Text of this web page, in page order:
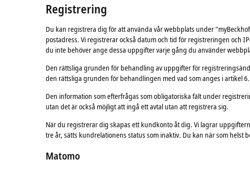
Registrering
Du kan registrera dig för att använda vår webbplats under
postadress. Vi registrerar också datum och tid för registreringen och
du inte behöver ange dessa uppgifter varje gång du använder
Den rättsliga grunden för behandling av uppgifter för
den rättsliga grunden för behandlingen med vad som anges i artikel
Den information som efterfrågas som obligatoriska fält under
utan det är också möjligt att ingå ett avtal utan att registrera sig.
När du registrerar dig skapas ett kundkonto åt dig. Vi lagrar
tre år, sätts kundrelationens status som inaktiv. Du kan när som helst
Matomo